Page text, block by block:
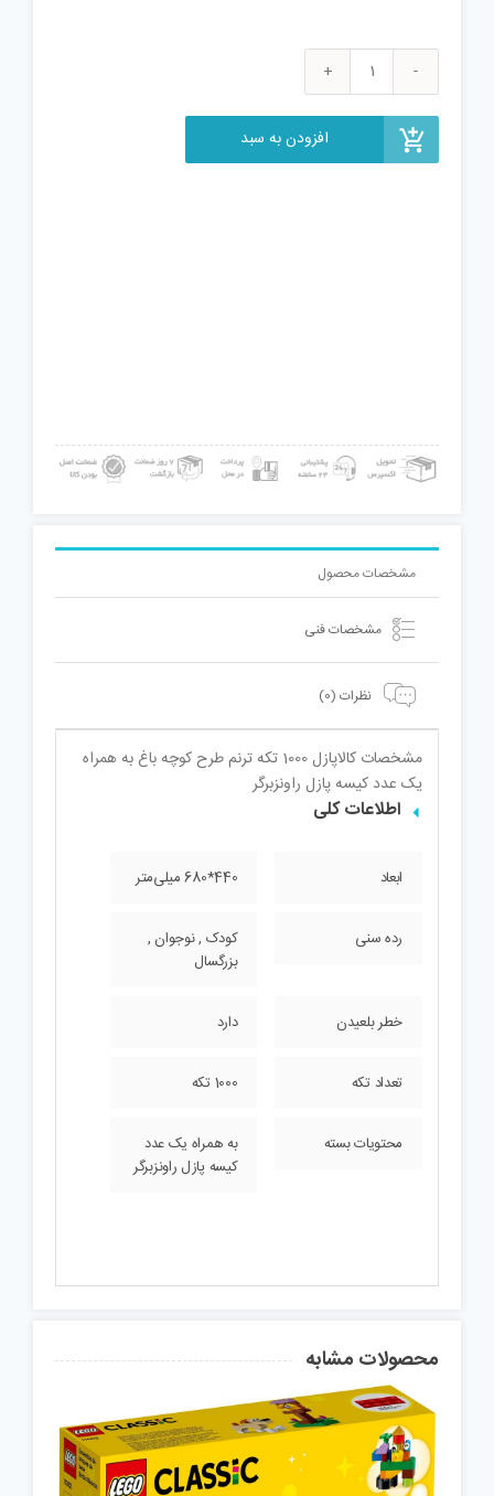
پازل
ترنم
افزودن به سبد
مشخصات محصول
مشخصات فنی
نظرات (0)
مشخصات کالا
پازل 1000 تکه ترنم طرح کوچه باغ به همراه
یک عدد کیسه پازل راونزبرگر
اطلاعات کلی
ابعاد 440*680 میلی‌متر
رده سنی
کودک , نوجوان ,
بزرگسال
خطر بلعیدن دارد
تعداد تکه 1000 تکه
محتویات بسته
به همراه یک عدد
کیسه پازل راونزبرگر
محصولات مشابه